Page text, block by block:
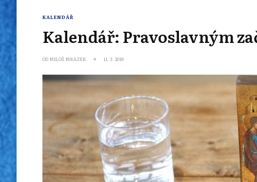
KALENDÁŘ
Kalendář: Pravoslavným
OD MILOŠ MRÁZEK 11. 3. 2019